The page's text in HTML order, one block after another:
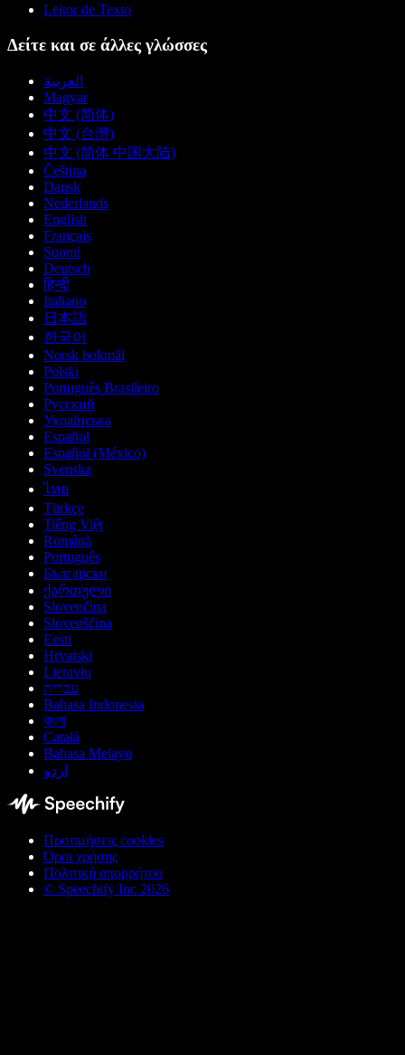
Leitor de Texto
Δείτε και σε άλλες γλώσσες
العربية
Magyar
中文 (简体)
中文 (台灣)
中文 (简体 中国大陆)
Čeština
Dansk
Nederlands
English
Français
Suomi
Deutsch
हिन्दी
Italiano
日本語
한국어
Norsk bokmål
Polski
Português Brasileiro
Русский
Українська
Español
Español (México)
Svenska
ไทย
Türkçe
Tiếng Việt
Română
Português
Български
ქართული
Slovenčina
Slovenščina
Eesti
Hrvatski
Lietuvių
עברית
Bahasa Indonesia
বাংলা
Català
Bahasa Melayu
اردو
Προτιμήσεις cookies
Όροι χρήσης
Πολιτική απορρήτου
© Speechify Inc 2026